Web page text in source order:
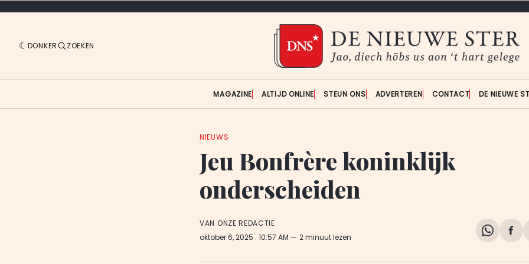
DONKER ZOEKEN
MAGAZINE ALTIJD ONLINE STEUN ONS ADVERTEREN CONTACT DE NIEUWE
NIEUWS
Jeu Bonfrère koninklijk
onderscheiden
VAN ONZE REDACTIE
oktober 6, 2025 . 10:57 AM 2 minuut lezen
Share